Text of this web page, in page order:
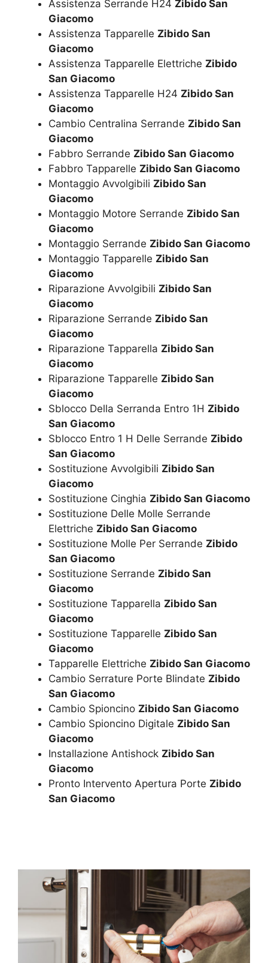
Assistenza Serrande H24 Zibido San
Giacomo
Assistenza Tapparelle Zibido San
Giacomo
Assistenza Tapparelle Elettriche Zibido
San Giacomo
Assistenza Tapparelle H24 Zibido San
Giacomo
Cambio Centralina Serrande Zibido San
Giacomo
Fabbro Serrande Zibido San Giacomo
Fabbro Tapparelle Zibido San Giacomo
Montaggio Avvolgibili Zibido San
Giacomo
Montaggio Motore Serrande Zibido San
Giacomo
Montaggio Serrande Zibido San Giacomo
Montaggio Tapparelle Zibido San
Giacomo
Riparazione Avvolgibili Zibido San
Giacomo
Riparazione Serrande Zibido San
Giacomo
Riparazione Tapparella Zibido San
Giacomo
Riparazione Tapparelle Zibido San
Giacomo
Sblocco Della Serranda Entro 1H Zibido
San Giacomo
Sblocco Entro 1 H Delle Serrande Zibido
San Giacomo
Sostituzione Avvolgibili Zibido San
Giacomo
Sostituzione Cinghia Zibido San Giacomo
Sostituzione Delle Molle Serrande
Elettriche Zibido San Giacomo
Sostituzione Molle Per Serrande Zibido
San Giacomo
Sostituzione Serrande Zibido San
Giacomo
Sostituzione Tapparella Zibido San
Giacomo
Sostituzione Tapparelle Zibido San
Giacomo
Tapparelle Elettriche Zibido San Giacomo
Cambio Serrature Porte Blindate Zibido
San Giacomo
Cambio Spioncino Zibido San Giacomo
Cambio Spioncino Digitale Zibido San
Giacomo
Installazione Antishock Zibido San
Giacomo
Pronto Intervento Apertura Porte Zibido
San Giacomo